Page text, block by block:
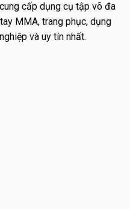
cấp dụng cụ tập võ đa
MMA, trang phục, dụng
và uy tín nhất.